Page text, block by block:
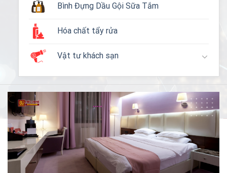
Bình Đựng Dầu Gội Sữa Tắm
Hóa chất tẩy rửa
Vật tư khách sạn